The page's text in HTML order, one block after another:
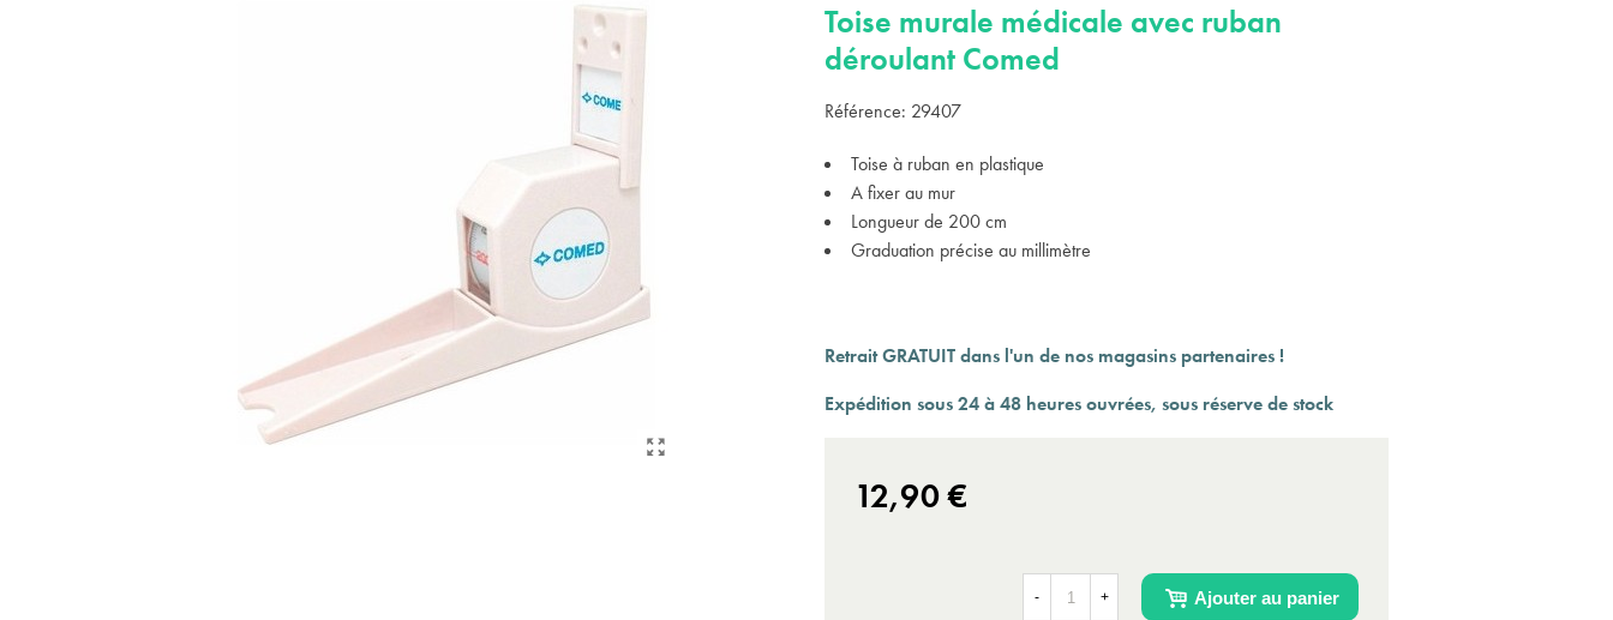
Payez en 3 ou 4 fois SANS FRAIS à partir de
Expédition sous 24 à 48 heures ouvrées*
Toise murale médicale avec ruban
déroulant Comed
Référence: 29407
Toise à ruban en plastique
A fixer au mur
Longueur de 200 cm
Graduation précise au millimètre
Retrait GRATUIT dans l'un de nos magasins partenaires !
Expédition sous 24 à 48 heures ouvrées, sous réserve de stock
12,90 €
- + Ajouter au panier